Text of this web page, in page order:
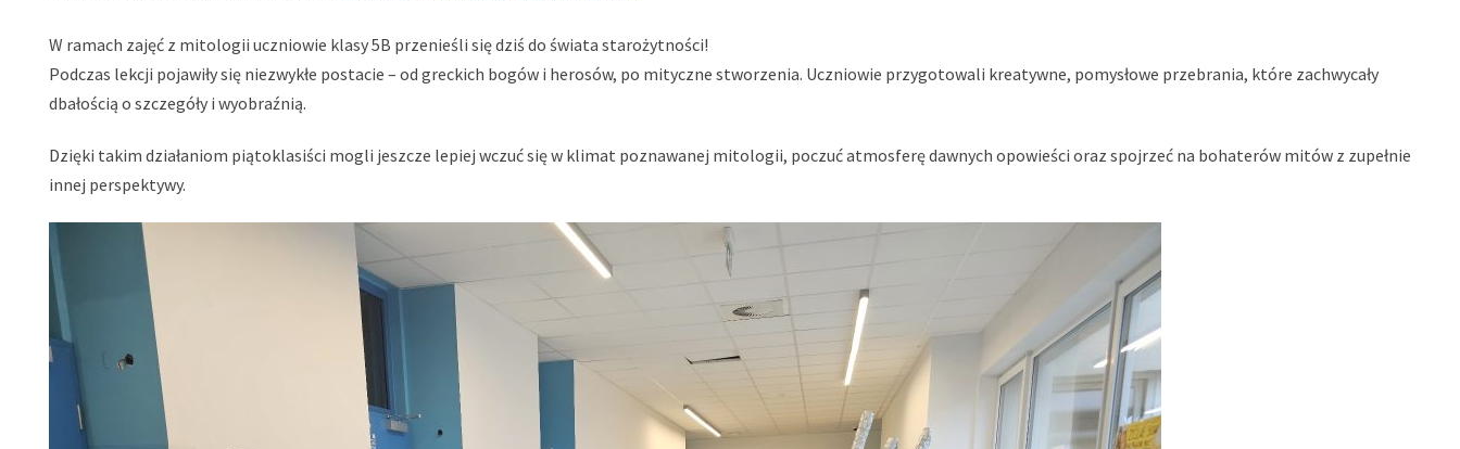
W ramach zajęć z mitologii uczniowie klasy 5B przenieśli się dziś do świata starożytności!
Podczas lekcji pojawiły się niezwykłe postacie – od greckich bogów i herosów, po mityczne stworzenia. Uczniowie przygotowali kreatywne, pomysłowe przebrania, które zachwycały
dbałością o szczegóły i wyobraźnią.
Dzięki takim działaniom piątoklasiści mogli jeszcze lepiej wczuć się w klimat poznawanej mitologii, poczuć atmosferę dawnych opowieści oraz spojrzeć na bohaterów mitów z zupełnie
innej perspektywy.